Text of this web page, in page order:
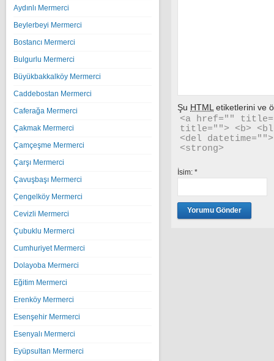
Aydınlı Mermerci
Beylerbeyi Mermerci
Bostancı Mermerci
Bulgurlu Mermerci
Büyükbakkalköy Mermerci
Caddebostan Mermerci
Caferağa Mermerci
Çakmak Mermerci
Çamçeşme Mermerci
Çarşı Mermerci
Çavuşbaşı Mermerci
Çengelköy Mermerci
Cevizli Mermerci
Çubuklu Mermerci
Cumhuriyet Mermerci
Dolayoba Mermerci
Eğitim Mermerci
Erenköy Mermerci
Esenşehir Mermerci
Esenyalı Mermerci
Eyüpsultan Mermerci
Şu HTML etiketlerini ve
<a href=""
title=""> <b>
<del
<strong>
İsim: *